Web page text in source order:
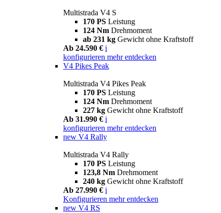
Multistrada V4 S
170 PS Leistung
124 Nm Drehmoment
ab 231 kg Gewicht ohne Kraftstoff
Ab 24.590 € i
konfigurieren mehr entdecken
V4 Pikes Peak
Multistrada V4 Pikes Peak
170 PS Leistung
124 Nm Drehmoment
227 kg Gewicht ohne Kraftstoff
Ab 31.990 € i
konfigurieren mehr entdecken
new V4 Rally
Multistrada V4 Rally
170 PS Leistung
123,8 Nm Drehmoment
240 kg Gewicht ohne Kraftstoff
Ab 27.990 € i
Konfigurieren mehr entdecken
new V4 RS